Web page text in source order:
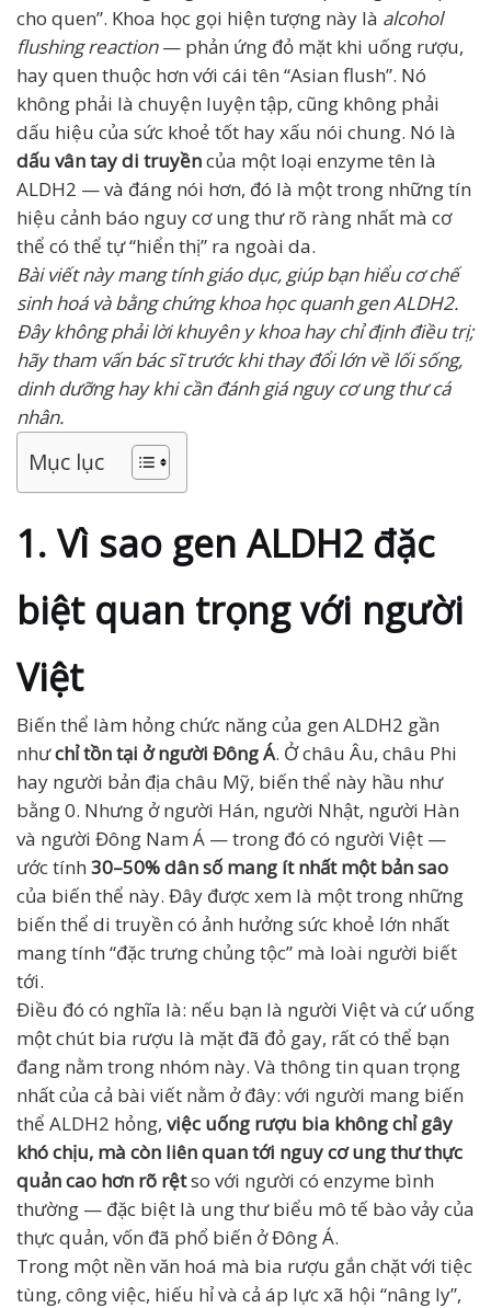
cho quen”. Khoa học gọi hiện tượng này là alcohol
flushing reaction— phản ứng đỏ mặt khi uống rượu,
hay quen thuộc hơn với cái tên “Asian flush”. Nó
không phải là chuyện luyện tập, cũng không phải
dấu hiệu của sức khoẻ tốt hay xấu nói chung. Nó là
dấu vân tay di truyềncủa một loại enzyme tên là
ALDH2 — và đáng nói hơn, đó là một trong những tín
hiệu cảnh báo nguy cơ ung thư rõ ràng nhất mà cơ
thể có thể tự “hiển thị” ra ngoài da.
Bài viết này mang tính giáo dục, giúp bạn hiểu cơ chế
sinh hoá và bằng chứng khoa học quanh gen ALDH2.
Đây không phải lời khuyên y khoa hay chỉ định điều trị;
hãy tham vấn bác sĩ trước khi thay đổi lớn về lối sống,
dinh dưỡng hay khi cần đánh giá nguy cơ ung thư cá
nhân.
Mục lục
1. Vì sao gen ALDH2 đặc
biệt quan trọng với người
Việt
Biến thể làm hỏng chức năng của gen ALDH2 gần
nhưchỉ tồn tại ở người Đông Á. Ở châu Âu, châu Phi
hay người bản địa châu Mỹ, biến thể này hầu như
bằng 0. Nhưng ở người Hán, người Nhật, người Hàn
và người Đông Nam Á — trong đó có người Việt —
ước tính 30–50% dân số mang ít nhất một bản sao
của biến thể này. Đây được xem là một trong những
biến thể di truyền có ảnh hưởng sức khoẻ lớn nhất
mang tính “đặc trưng chủng tộc” mà loài người biết
tới.
Điều đó có nghĩa là: nếu bạn là người Việt và cứ uống
một chút bia rượu là mặt đã đỏ gay, rất có thể bạn
đang nằm trong nhóm này. Và thông tin quan trọng
nhất của cả bài viết nằm ở đây: với người mang biến
thể ALDH2 hỏng, việc uống rượu bia không chỉ gây
khó chịu, mà còn liên quan tới nguy cơ ung thư thực
quản cao hơn rõ rệtso với người có enzyme bình
thường — đặc biệt là ung thư biểu mô tế bào vảy của
thực quản, vốn đã phổ biến ở Đông Á.
Trong một nền văn hoá mà bia rượu gắn chặt với tiệc
tùng, công việc, hiếu hỉ và cả áp lực xã hội “nâng ly”,